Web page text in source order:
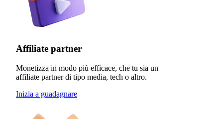
Affiliate partner
Monetizza in modo più efficace, che tu sia un
affiliate partner di tipo media, tech o altro.
Inizia a guadagnare